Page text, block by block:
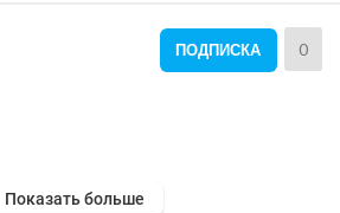
ПОДПИСКА 0
Показать больше